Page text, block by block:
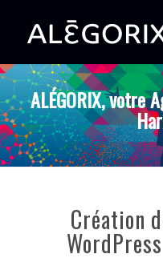
ALÉGORIX, votre
Création